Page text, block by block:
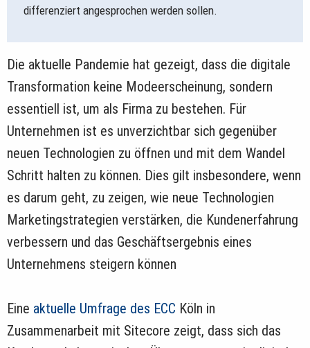
differenziert angesprochen werden sollen.
Die aktuelle Pandemie hat gezeigt, dass die digitale
Transformation keine Modeerscheinung, sondern
essentiell ist, um als Firma zu bestehen. Für
Unternehmen ist es unverzichtbar sich gegenüber
neuen Technologien zu öffnen und mit dem Wandel
Schritt halten zu können. Dies gilt insbesondere, wenn
es darum geht, zu zeigen, wie neue Technologien
Marketingstrategien verstärken, die Kundenerfahrung
verbessern und das Geschäftsergebnis eines
Unternehmens steigern können
Eine aktuelle Umfrage des ECC Köln in
Zusammenarbeit mit Sitecore zeigt, dass sich das